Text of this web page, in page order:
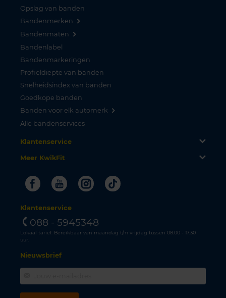
Opslag van banden
Bandenmerken
Bandenmaten
Bandenlabel
Bandenmarkeringen
Profieldiepte van banden
Snelheidsindex van banden
Goedkope banden
Banden voor elk automerk
Alle bandenservices
Klantenservice
Meer KwikFit
FacebookYoutubeInstagram
Tiktok
Klantenservice
088 - 5945348
Lokaal tarief. Bereikbaar van maandag t/m vrijdag tussen 08.00 - 17.30
uur.
Nieuwsbrief